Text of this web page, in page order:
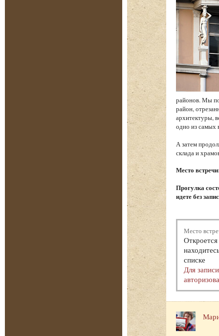
районов. Мы
район,
архитектуры,
одно из самых
А затем
склада и
Место
Прогулка
идете без
Место
списке
Для